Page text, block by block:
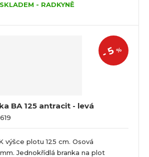
SKLADEM - RADKYNĚ
BA 125 antracit - levá
-
5%
výšce plotu 125 cm. Osová
Jednokřídlá branka na plot